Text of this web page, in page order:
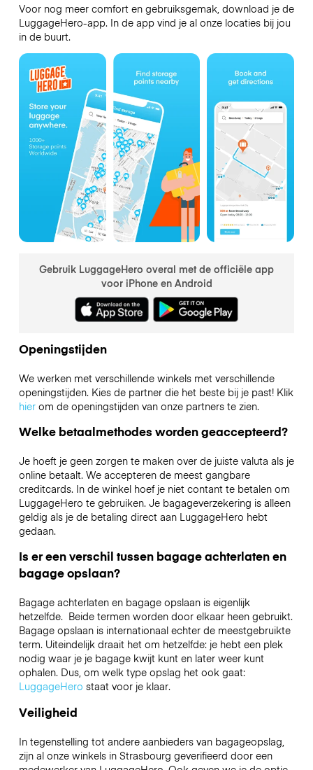
Voor nog meer comfort en gebruiksgemak, download je de
LuggageHero-app. In de app vind je al onze locaties bij jou
in de buurt.
Gebruik LuggageHero overal met de officiële app
voor iPhone en Android
Openingstijden
We werken met verschillende winkels met verschillende
openingstijden. Kies de partner die het beste bij je past! Klik
hierom de openingstijden van onze partners te zien.
Welke betaalmethodes worden geaccepteerd?
Je hoeft je geen zorgen te maken over de juiste valuta als je
online betaalt. We accepteren de meest gangbare
creditcards. In de winkel hoef je niet contant te betalen om
LuggageHero te gebruiken. Je bagageverzekering is alleen
geldig als je de betaling direct aan LuggageHero hebt
gedaan.
Is er een verschil tussen bagage achterlaten en
bagage opslaan?
Bagage achterlaten en bagage opslaan is eigenlijk
hetzelfde. Beide termen worden door elkaar heen gebruikt.
Bagage opslaan is internationaal echter de meestgebruikte
term. Uiteindelijk draait het om hetzelfde: je hebt een plek
nodig waar je je bagage kwijt kunt en later weer kunt
ophalen. Dus, om welk type opslag het ook gaat:
LuggageHero staat voor je klaar.
Veiligheid
In tegenstelling tot andere aanbieders van bagageopslag,
zijn al onze winkels in Strasbourg geverifieerd door een